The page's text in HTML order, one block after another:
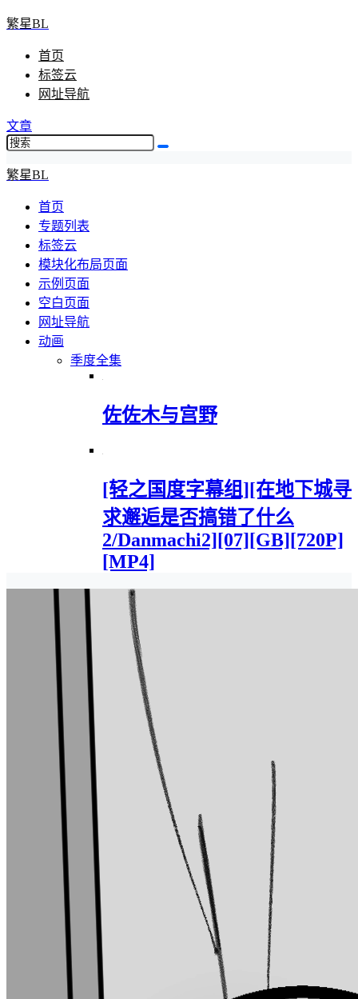
繁星BL
首页
标签云
网址导航
文章
繁星BL
首页
专题列表
标签云
模块化布局页面
示例页面
空白页面
网址导航
动画
季度全集
佐佐木与宫野
[轻之国度字幕组][在地下城寻
求邂逅是否搞错了什么
2/Danmachi2][07][GB][720P]
[MP4]